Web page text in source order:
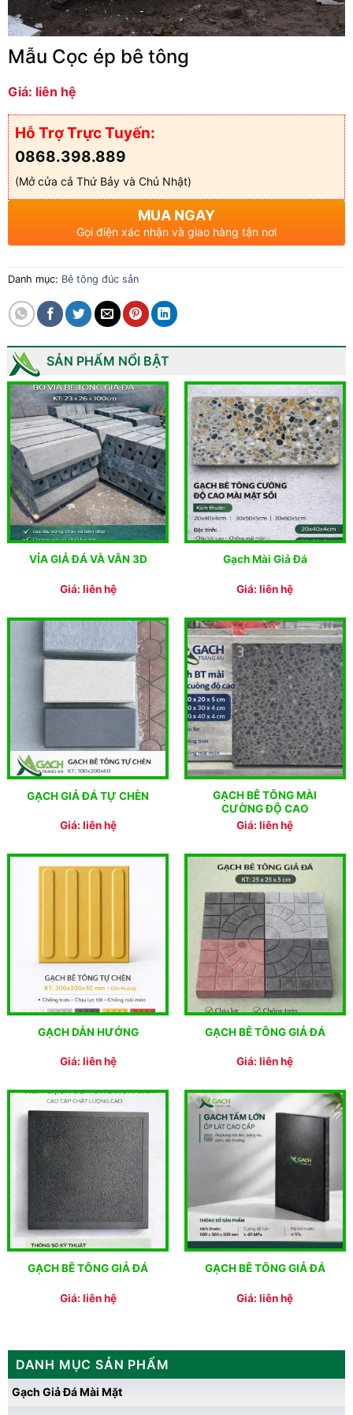
DANH MỤC SẢN PHẨM
Gạch Giả Đá Mài Mặt
Mẫu Cọc ép bê tông
Giá: liên hệ
Hỗ Trợ Trực Tuyến:
0868.398.889
(Mở cửa cả Thứ Bảy và Chủ Nhật)
MUA NGAY
Gọi điện xác nhận và giao hàng tận nơi
Danh mục: Bê tông đúc sẳn
SẢN PHẨM NỔI BẬT
VỈA GIẢ ĐÁ VÀ VÂN 3D
Giá: liên hệ
Gạch Mài Giả Đá
Giá: liên hệ
GẠCH GIẢ ĐÁ TỰ CHÈN
Giá: liên hệ
GẠCH BÊ TÔNG MÀI
CƯỜNG ĐỘ CAO
Giá: liên hệ
GẠCH DẪN HƯỚNG
Giá: liên hệ
GẠCH BÊ TÔNG GIẢ ĐÁ
Giá: liên hệ
GẠCH BÊ TÔNG GIẢ ĐÁ
Giá: liên hệ
GẠCH BÊ TÔNG GIẢ ĐÁ
Giá: liên hệ